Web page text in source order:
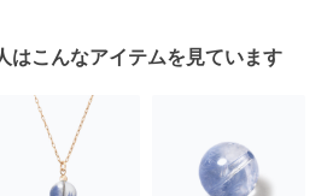
はこんなアイテムを見ています